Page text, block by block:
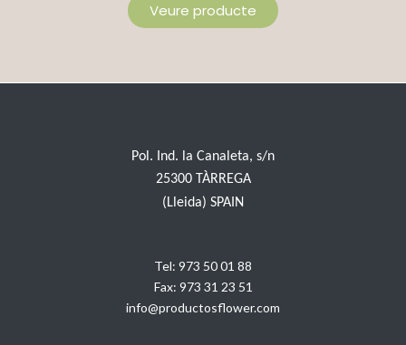
Veure producte
Pol. Ind. la Canaleta, s/n
25300 TÀRREGA
(Lleida) SPAIN
Tel: 973 50 01 88
Fax: 973 31 23 51
info@productosflower.com